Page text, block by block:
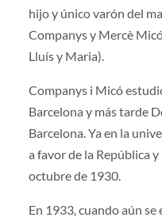
hijo y único varón del
Companys y Mercè
Lluís y Maria).
Companys i Micó
Barcelona y más tarde
Barcelona. Ya en la
a favor de la República
octubre de 1930.
En 1933, cuando aún